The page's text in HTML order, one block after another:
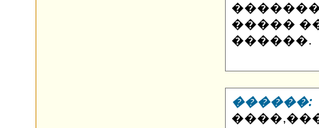
�����
������.
������: